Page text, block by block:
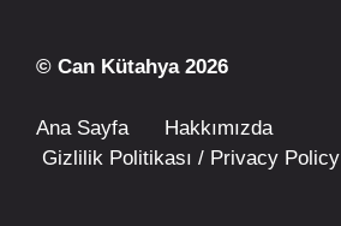
© Can Kütahya 2026
Ana Sayfa
Hakkımızda
Gizlilik Politikası / Privacy Policy